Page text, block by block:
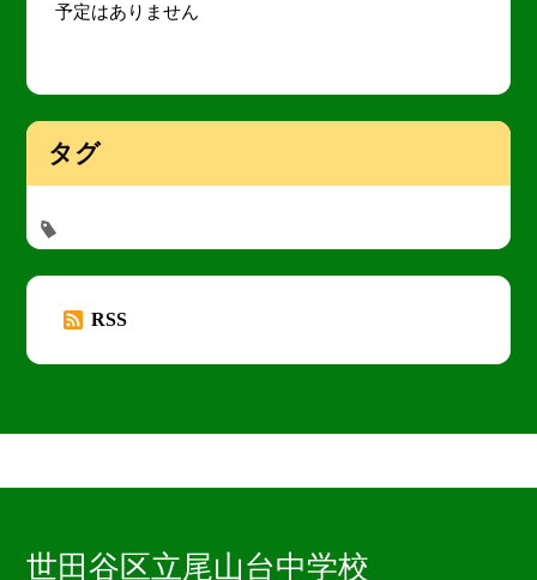
予定はありません
タグ
RSS
世田谷区立尾山台中学校